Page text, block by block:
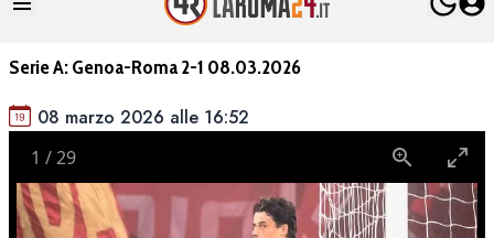
Serie A: Genoa-Roma 2-1 08.03.2026
08 marzo 2026 alle 16:52
1 /29